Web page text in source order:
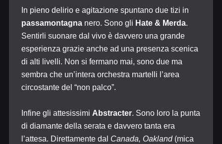
In pieno delirio e agitazione spuntano due tizi in
passamontagnanero. Sono gli Hate & Merda.
Sentirli suonare dal vivo è davvero una grande
esperienza grazie anche ad una presenza scenica
di alti livelli. Non si fermano mai, sono due ma
sembra che un’intera orchestra martelli l’area
circostante del “non palco”.
Infine gli attesissimi Abstracter. Sono loro la punta
di diamante della serata e davvero tanta era
l’attesa. Direttamente dal Canada, Oakland(mica